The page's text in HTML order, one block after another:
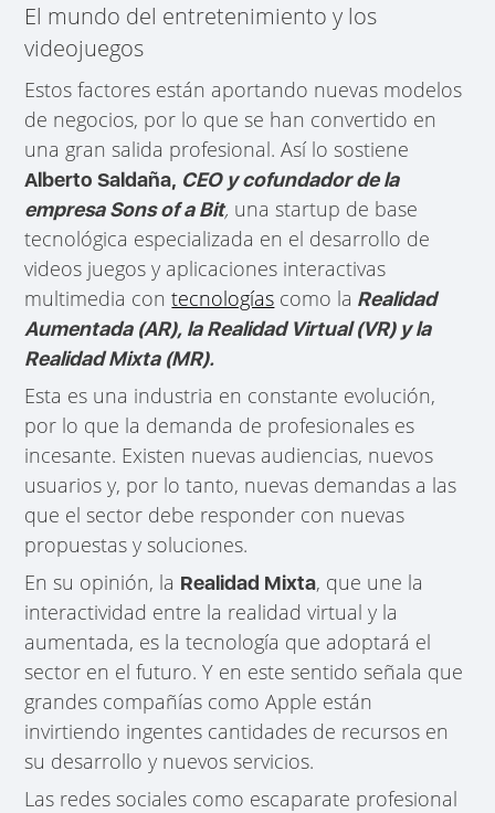
El mundo del entretenimiento y los
videojuegos
Estos factores están aportando nuevas modelos
de negocios, por lo que se han convertido en
una gran salida profesional. Así lo sostiene
Alberto Saldaña, CEO y cofundador de la
empresa Sons of a Bit, una startup de base
tecnológica especializada en el desarrollo de
videos juegos y aplicaciones interactivas
multimedia contecnologías como la Realidad
Aumentada (AR), la Realidad Virtual (VR) y la
Realidad Mixta (MR).
Esta es una industria en constante evolución,
por lo que la demanda de profesionales es
incesante. Existen nuevas audiencias, nuevos
usuarios y, por lo tanto, nuevas demandas a las
que el sector debe responder con nuevas
propuestas y soluciones.
En su opinión, la Realidad Mixta, que une la
interactividad entre la realidad virtual y la
aumentada, es la tecnología que adoptará el
sector en el futuro. Y en este sentido señala que
grandes compañías como Apple están
invirtiendo ingentes cantidades de recursos en
su desarrollo y nuevos servicios.
Las redes sociales como escaparate profesional